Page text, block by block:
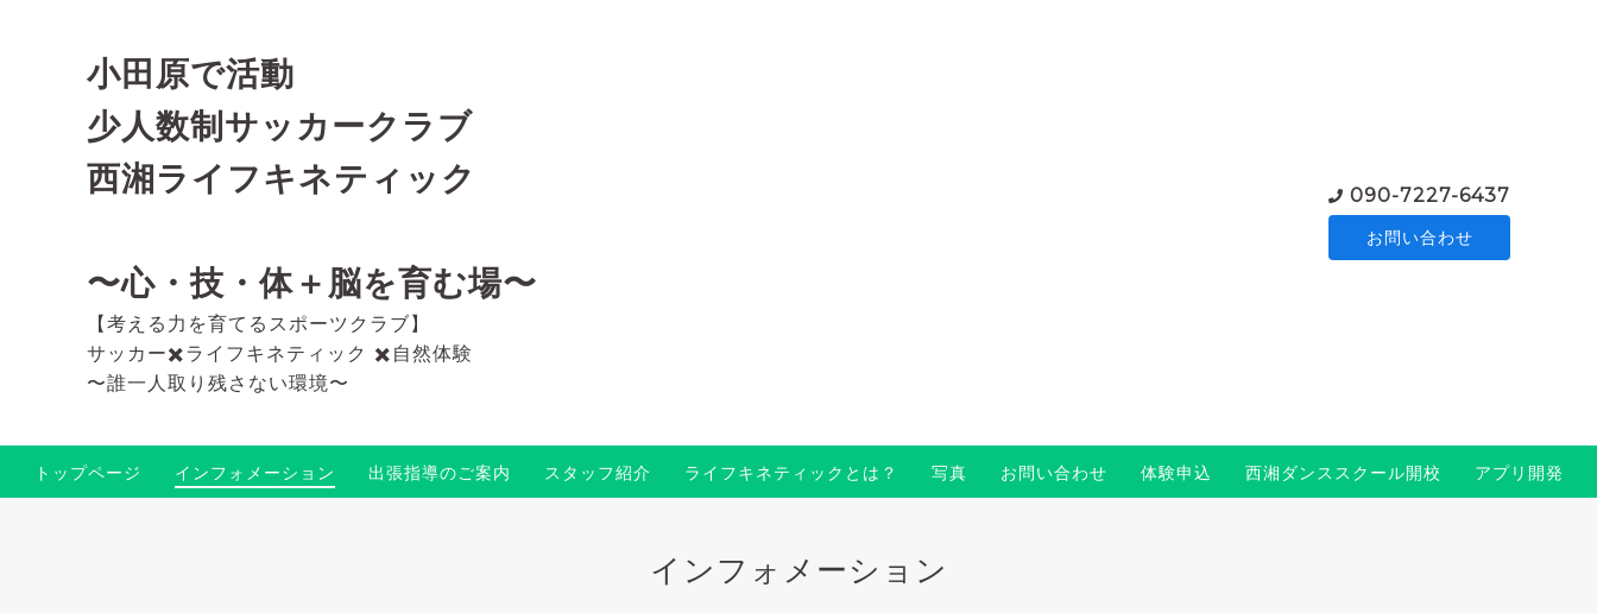
小田原で活動
少人数制サッカークラブ
西湘ライフキネティック
〜心・技・体＋脳を育む場〜
【考える力を育てるスポーツクラブ】
サッカー✖️ライフキネティック ✖️自然体験
〜誰一人取り残さない環境〜
090-7227-6437
お問い合わせ
トップページ インフォメーション 出張指導のご案内 スタッフ紹介 ライフキネティックとは？ 写真 お問い合わせ 体験申込 西湘ダンススクール開校 アプリ開発
インフォメーション